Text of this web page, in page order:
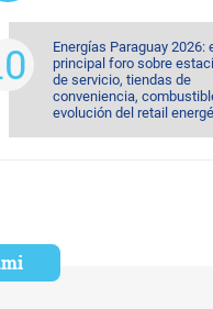
Energías Paraguay 2026:
principal foro sobre
de servicio, tiendas de
conveniencia,
evolución del retail